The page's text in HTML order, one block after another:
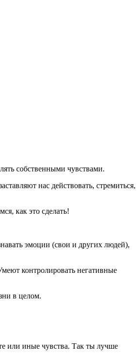
собственными чувствами.
нас действовать, стремиться,
как это сделать!
эмоции (свои и других людей),
контролировать негативные
в целом.
или иные чувства. Так ты лучше